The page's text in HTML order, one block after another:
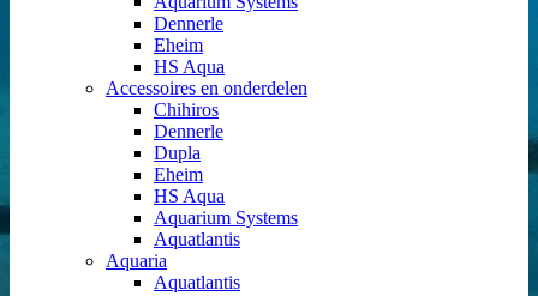
Dennerle
Eheim
HS Aqua
Accessoires en onderdelen
Chihiros
Dennerle
Dupla
Eheim
HS Aqua
Aquarium Systems
Aquatlantis
Aquaria
Aquatlantis